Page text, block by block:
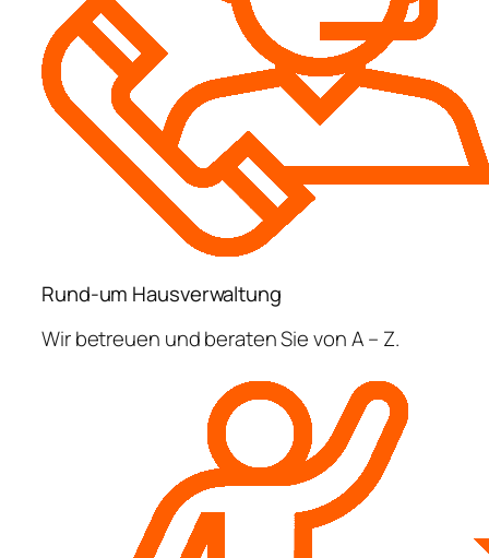
Rund-um Hausverwaltung
Wir betreuen und beraten Sie von A – Z.